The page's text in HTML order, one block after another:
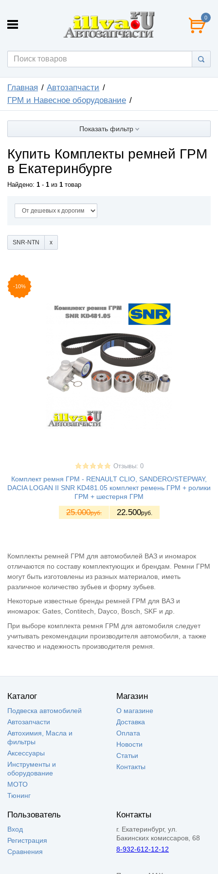
0
Главная
Автозапчасти
ГРМ и Навесное оборудование
Показать фильтр
Купить Комплекты ремней ГРМ
в Екатеринбурге
Найдено: 1 - 1 из 1 товар
SNR-NTN
-10%
Отзывы: 0
Комплект ремня ГРМ - RENAULT CLIO, SANDERO/STEPWAY,
DACIA LOGAN II SNR KD481.05 комплект ремень ГРМ + ролики
ГРМ + шестерня ГРМ
25.000руб. 22.500руб.
Комплекты ремней ГРМ для автомобилей ВАЗ и иномарок
отличаются по составу комплектующих и брендам. Ремни ГРМ
могут быть изготовлены из разных материалов, иметь
различное количество зубьев и форму зубьев.
Некоторые известные бренды ремней ГРМ для ВАЗ и
иномарок: Gates, Contitech, Dayco, Bosch, SKF и др.
При выборе комплекта ремня ГРМ для автомобиля следует
учитывать рекомендации производителя автомобиля, а также
качество и надежность производителя ремня.
Каталог
Подвеска автомобилей
Автозапчасти
Автохимия, Масла и
фильтры
Аксессуары
Инструменты и
оборудование
МОТО
Тюнинг
Магазин
О магазине
Доставка
Оплата
Новости
Статьи
Контакты
Пользователь
Вход
Регистрация
Сравнения
Контакты
г. Екатеринбург, ул.
Бакинских комиссаров, 68
8-932-612-12-12